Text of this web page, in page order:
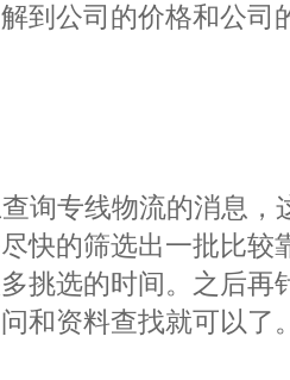
到公司的价格和公司
询专线物流的消息，
快的筛选出一批比较
挑选的时间。之后再
和资料查找就可以了